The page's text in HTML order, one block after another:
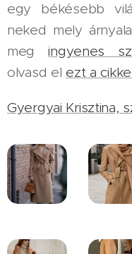
egy békésebb
neked mely
megingyenes
olvasd el ezt a
Gyergyai Krisztina,